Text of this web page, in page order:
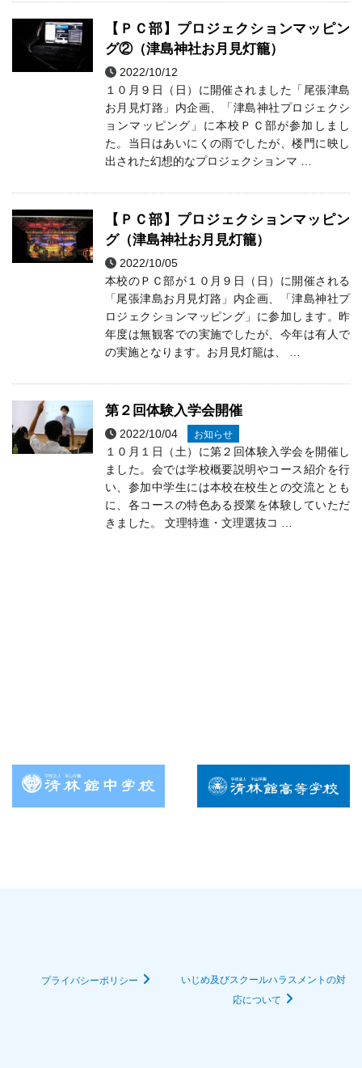
【ＰＣ部】プロジェクションマッピン
グ②（津島神社お月見灯籠）
2022/10/12
１０月９日（日）に開催されました「尾張津島
お月見灯路」内企画、「津島神社プロジェクシ
ョンマッピング」に本校ＰＣ部が参加しまし
た。当日はあいにくの雨でしたが、楼門に映し
出された幻想的なプロジェクションマ …
【ＰＣ部】プロジェクションマッピン
グ（津島神社お月見灯籠）
2022/10/05
本校のＰＣ部が１０月９日（日）に開催される
「尾張津島お月見灯路」内企画、「津島神社プ
ロジェクションマッピング」に参加します。昨
年度は無観客での実施でしたが、今年は有人で
の実施となります。お月見灯籠は、 …
第２回体験入学会開催
2022/10/04 お知らせ
１０月１日（土）に第２回体験入学会を開催し
ました。会では学校概要説明やコース紹介を行
い、参加中学生には本校在校生との交流ととも
に、各コースの特色ある授業を体験していただ
きました。 文理特進・文理選抜コ …
プライバシーポリシー
いじめ及びスクールハラスメントの対
応について